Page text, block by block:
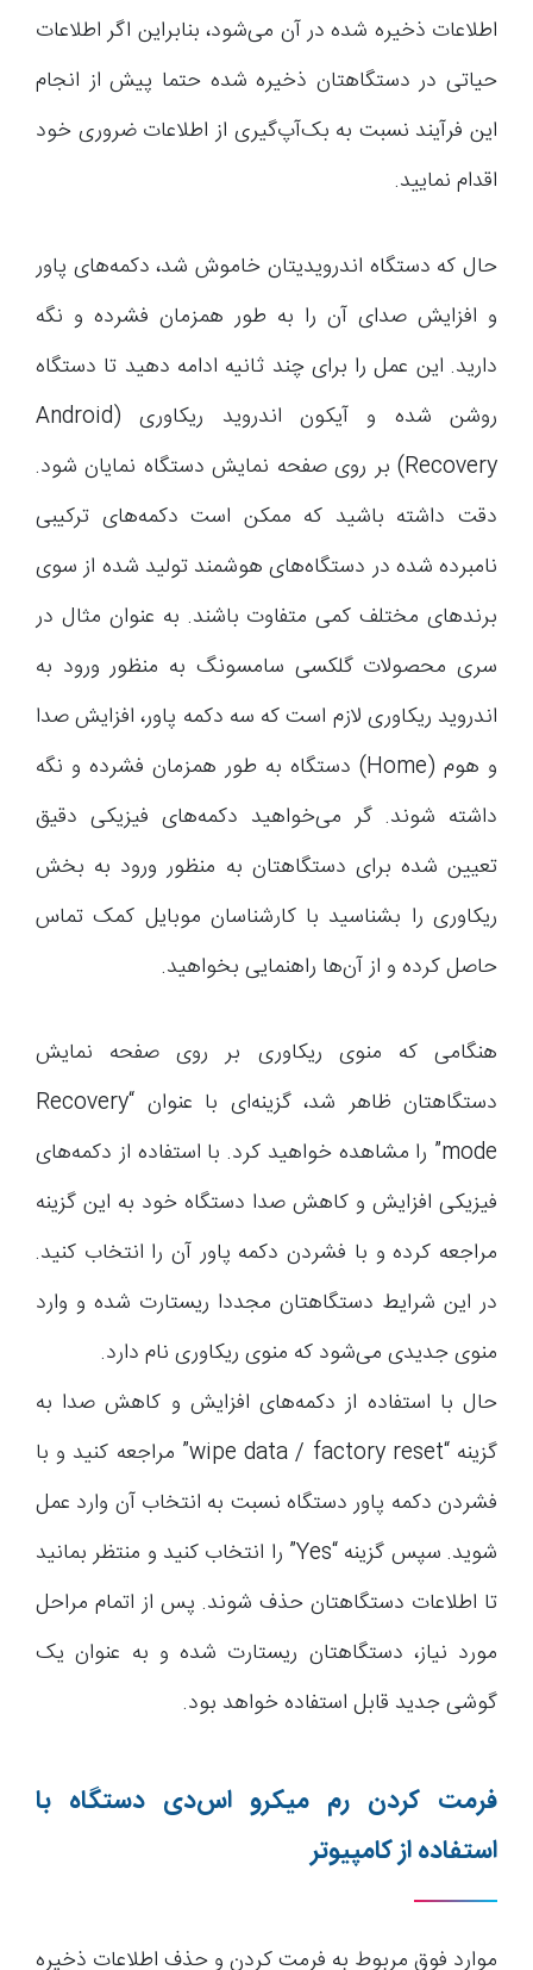
اطلاعات ذخیره شده در آن می‌شود، بنابراین اگر اطلاعات
حیاتی در دستگاهتان ذخیره شده حتما پیش از انجام
این فرآیند نسبت به بک‌آپ‌گیری از اطلاعات ضروری خود
اقدام نمایید.
حال که دستگاه اندرویدیتان خاموش شد، دکمه‌های پاور
و افزایش صدای آن را به طور همزمان فشرده و نگه
دارید. این عمل را برای چند ثانیه ادامه دهید تا دستگاه
روشن شده و آیکون اندروید ریکاوری (Android
Recovery) بر روی صفحه نمایش دستگاه نمایان شود.
دقت داشته باشید که ممکن است دکمه‌های ترکیبی
نامبرده شده در دستگاه‌های هوشمند تولید شده از سوی
برندهای مختلف کمی متفاوت باشند. به عنوان مثال در
سری محصولات گلکسی سامسونگ به منظور ورود به
اندروید ریکاوری لازم است که سه دکمه پاور، افزایش صدا
و هوم (Home) دستگاه به طور همزمان فشرده و نگه
داشته شوند. گر می‌خواهید دکمه‌های فیزیکی دقیق
تعیین شده برای دستگاهتان به منظور ورود به بخش
ریکاوری را بشناسید با کارشناسان موبایل کمک تماس
حاصل کرده و از آن‌ها راهنمایی بخواهید.
هنگامی که منوی ریکاوری بر روی صفحه نمایش
دستگاهتان ظاهر شد، گزینه‌ای با عنوان “Recovery
mode” را مشاهده خواهید کرد. با استفاده از دکمه‌های
فیزیکی افزایش و کاهش صدا دستگاه خود به این گزینه
مراجعه کرده و با فشردن دکمه پاور آن را انتخاب کنید.
در این شرایط دستگاهتان مجددا ریستارت شده و وارد
منوی جدیدی می‌شود که منوی ریکاوری نام دارد.
حال با استفاده از دکمه‌های افزایش و کاهش صدا به
گزینه “wipe data / factory reset” مراجعه کنید و با
فشردن دکمه پاور دستگاه نسبت به انتخاب آن وارد عمل
شوید. سپس گزینه “Yes” را انتخاب کنید و منتظر بمانید
تا اطلاعات دستگاهتان حذف شوند. پس از اتمام مراحل
مورد نیاز، دستگاهتان ریستارت شده و به عنوان یک
گوشی جدید قابل استفاده خواهد بود.
فرمت کردن رم میکرو اس‌دی دستگاه با
استفاده از کامپیوتر
موارد فوق مربوط به فرمت کردن و حذف اطلاعات ذخیره